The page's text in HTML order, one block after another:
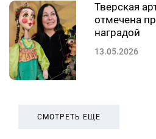
Тверская
отмечена
наградой
13.05.2026
СМОТРЕТЬ ЕЩЕ